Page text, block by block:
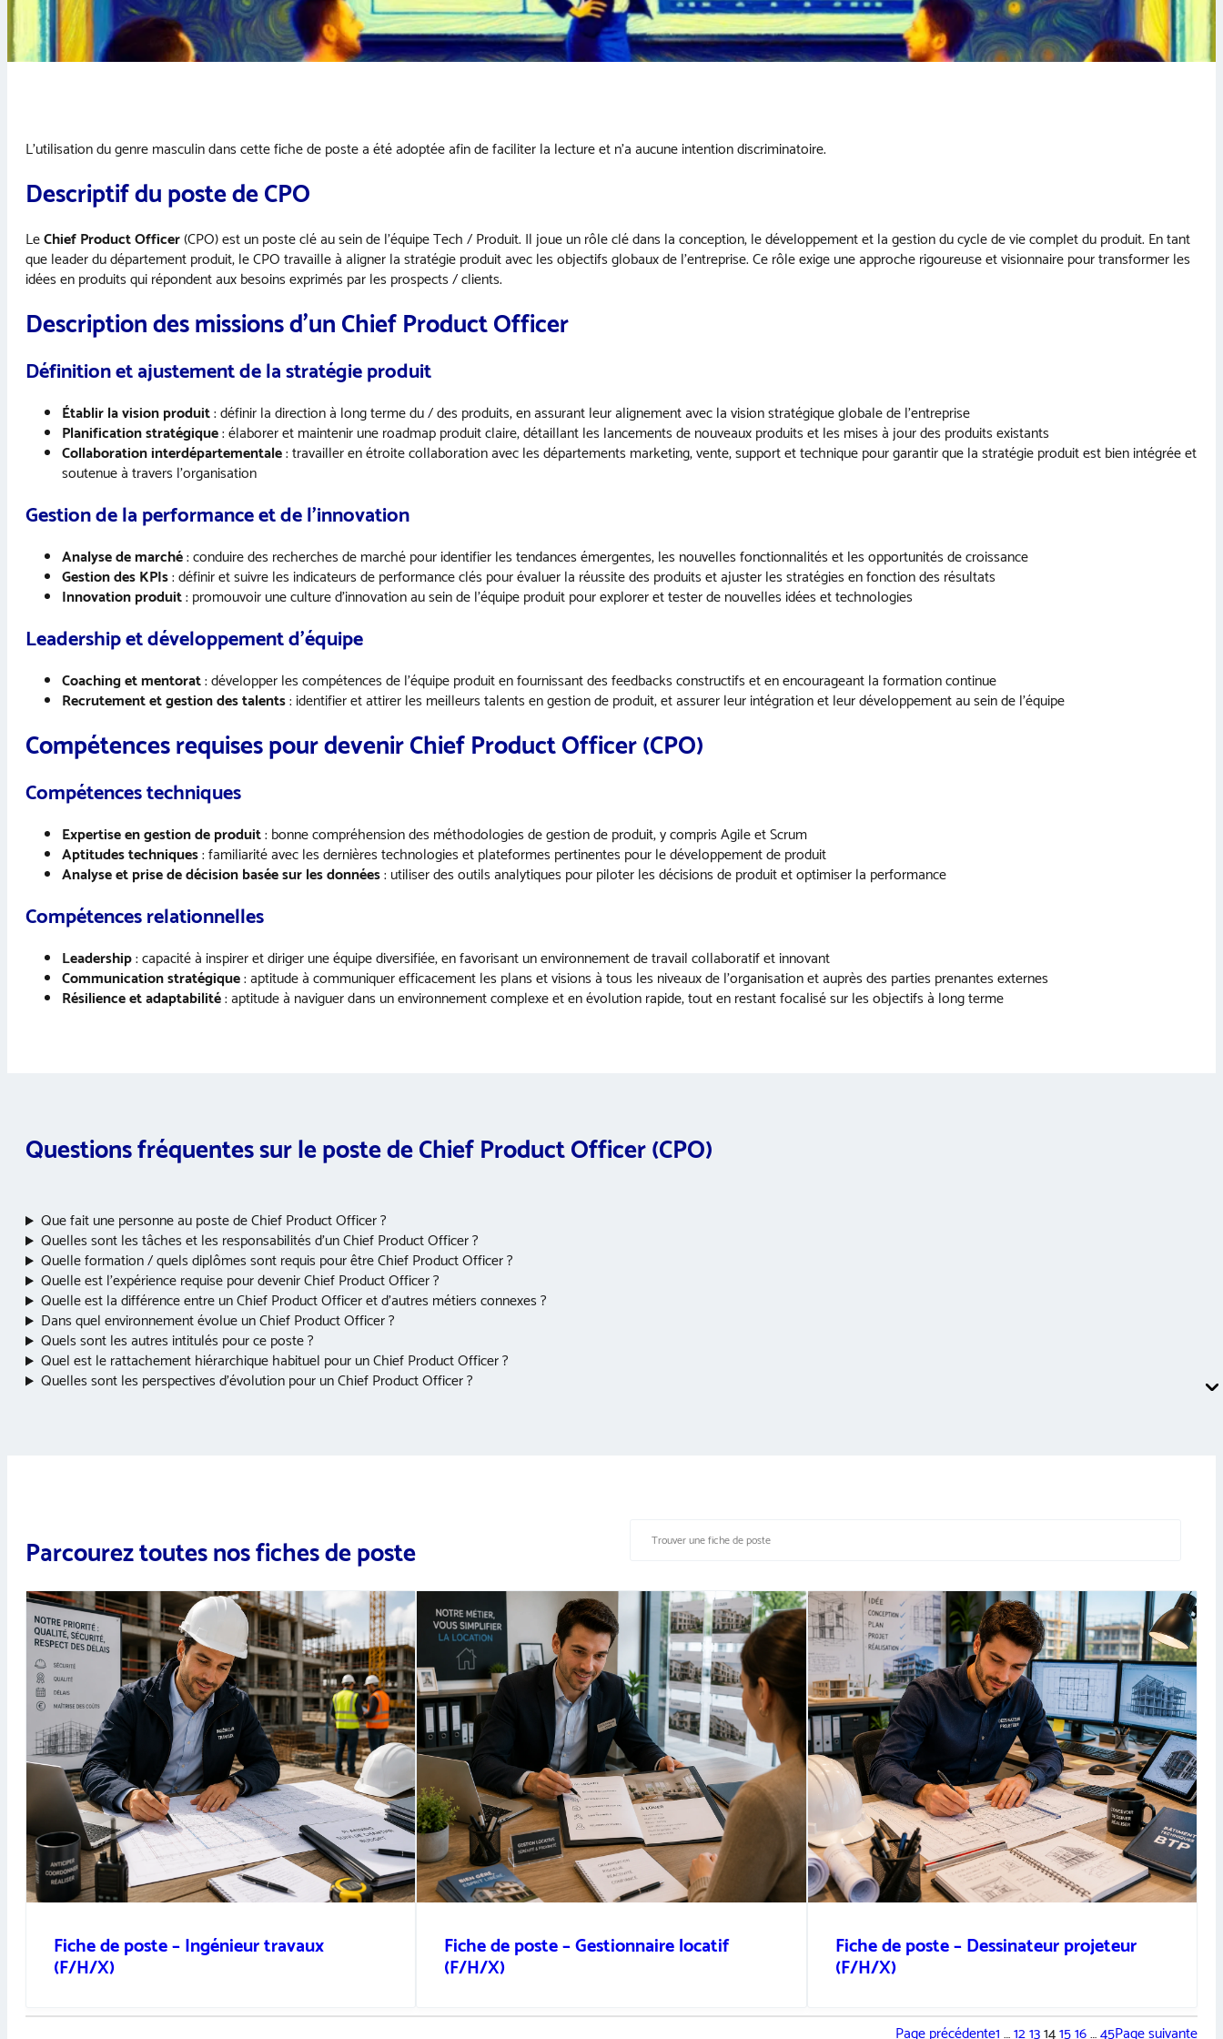
L’utilisation du genre masculin dans cette fiche de poste a été adoptée afin de faciliter la lecture et n’a aucune intention discriminatoire.
Descriptif du poste de CPO
LeChief Product Officer(CPO) est un poste clé au sein de l’équipe Tech / Produit. Il joue un rôle clé dans la conception, le développement et la gestion du cycle de vie complet du produit. En tant
que leader du département produit, le CPO travaille à aligner la stratégie produit avec les objectifs globaux de l’entreprise. Ce rôle exige une approche rigoureuse et visionnaire pour transformer les
idées en produits qui répondent aux besoins exprimés par les prospects / clients.
Description des missions d’un Chief Product Officer
Définition et ajustement de la stratégie produit
Établir la vision produit: définir la direction à long terme du / des produits, en assurant leur alignement avec la vision stratégique globale de l’entreprise
Planification stratégique: élaborer et maintenir une roadmap produit claire, détaillant les lancements de nouveaux produits et les mises à jour des produits existants
Collaboration interdépartementale: travailler en étroite collaboration avec les départements marketing, vente, support et technique pour garantir que la stratégie produit est bien intégrée et
soutenue à travers l’organisation
Gestion de la performance et de l’innovation
Analyse de marché: conduire des recherches de marché pour identifier les tendances émergentes, les nouvelles fonctionnalités et les opportunités de croissance
Gestion des KPIs: définir et suivre les indicateurs de performance clés pour évaluer la réussite des produits et ajuster les stratégies en fonction des résultats
Innovation produit: promouvoir une culture d’innovation au sein de l’équipe produit pour explorer et tester de nouvelles idées et technologies
Leadership et développement d’équipe
Coaching et mentorat: développer les compétences de l’équipe produit en fournissant des feedbacks constructifs et en encourageant la formation continue
Recrutement et gestion des talents: identifier et attirer les meilleurs talents en gestion de produit, et assurer leur intégration et leur développement au sein de l’équipe
Compétences requises pour devenir Chief Product Officer (CPO)
Compétences techniques
Expertise en gestion de produit: bonne compréhension des méthodologies de gestion de produit, y compris Agile et Scrum
Aptitudes techniques: familiarité avec les dernières technologies et plateformes pertinentes pour le développement de produit
Analyse et prise de décision basée sur les données: utiliser des outils analytiques pour piloter les décisions de produit et optimiser la performance
Compétences relationnelles
Leadership: capacité à inspirer et diriger une équipe diversifiée, en favorisant un environnement de travail collaboratif et innovant
Communication stratégique: aptitude à communiquer efficacement les plans et visions à tous les niveaux de l’organisation et auprès des parties prenantes externes
Résilience et adaptabilité: aptitude à naviguer dans un environnement complexe et en évolution rapide, tout en restant focalisé sur les objectifs à long terme
Questions fréquentes sur le poste de Chief Product Officer (CPO)
Que fait une personne au poste de Chief Product Officer ?
Quelles sont les tâches et les responsabilités d’un Chief Product Officer ?
Quelle formation / quels diplômes sont requis pour être Chief Product Officer ?
Quelle est l’expérience requise pour devenir Chief Product Officer ?
Quelle est la différence entre un Chief Product Officer et d’autres métiers connexes ?
Dans quel environnement évolue un Chief Product Officer ?
Quels sont les autres intitulés pour ce poste ?
Quel est le rattachement hiérarchique habituel pour un Chief Product Officer ?
Quelles sont les perspectives d’évolution pour un Chief Product Officer ?
Parcourez toutes nos fiches de poste
Fiche de poste – Ingénieur travaux
(F/H/X)
Fiche de poste – Gestionnaire locatif
(F/H/X)
Fiche de poste – Dessinateur projeteur
(F/H/X)
Page précédente1…1213141516…45Page suivante